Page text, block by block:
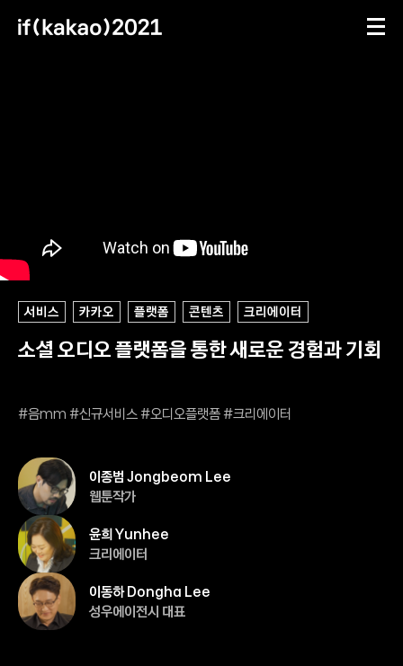
서비스 카카오 플랫폼 콘텐츠 크리에이터
소셜 오디오 플랫폼을 통한 새로운 경험과 기회
#음mm #신규서비스 #오디오플랫폼 #크리에이터
이종범 Jongbeom Lee
웹툰작가
윤희 Yunhee
크리에이터
이동하 Dongha Lee
성우에이전시 대표